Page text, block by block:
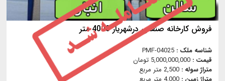
فروش کارخانه صنعتی درشهریار 4000 متر
شناسه ملک : PMF-04025
قیمت : 5,000,000,000 تومان
متراژ سوله : 2,500 متر مربع